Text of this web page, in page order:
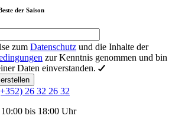
der Saison
zum Datenschutz und die Inhalte der
zur Kenntnis genommen und bin
Daten einverstanden.
26 32 26 32
bis 18:00 Uhr